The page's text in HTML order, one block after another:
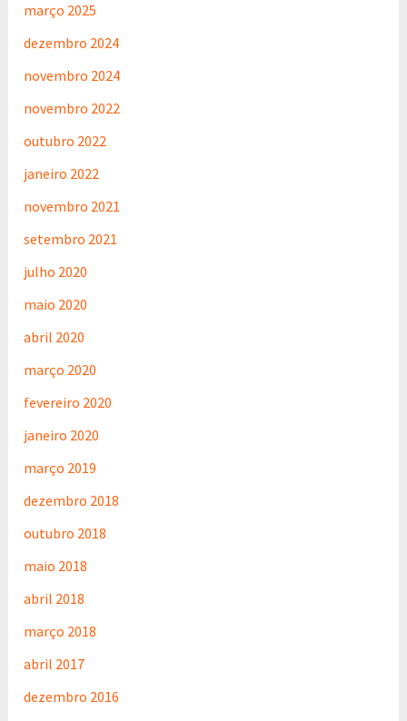
março 2025
dezembro 2024
novembro 2024
novembro 2022
outubro 2022
janeiro 2022
novembro 2021
setembro 2021
julho 2020
maio 2020
abril 2020
março 2020
fevereiro 2020
janeiro 2020
março 2019
dezembro 2018
outubro 2018
maio 2018
abril 2018
março 2018
abril 2017
dezembro 2016